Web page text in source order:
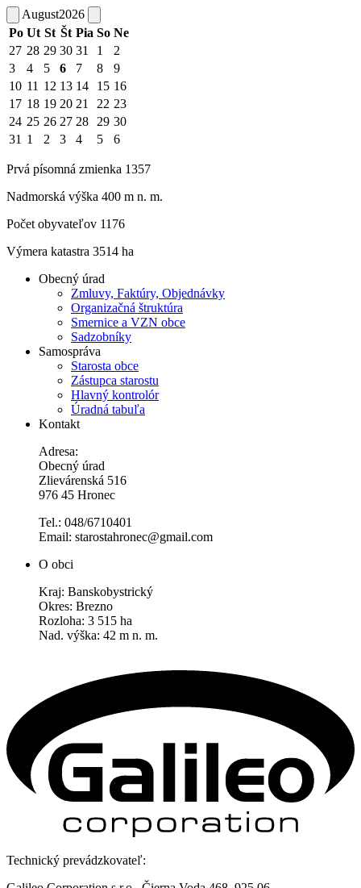
August2026
Po Ut St Št Pia So Ne
27 28 29 30 31 1
2
3
4 5 6 7 8
9
10 11 12 13 14 15 16
17 18 19 20 21 22 23
24 25 26 27 28 29 30
31 1 2 3 4 5 6
Prvá písomná zmienka 1357
Nadmorská výška 400 m n. m.
Počet obyvateľov 1176
Výmera katastra 3514 ha
Obecný úrad
Zmluvy, Faktúry, Objednávky
Organizačná štruktúra
Smernice a VZN obce
Sadzobníky
Samospráva
Starosta obce
Zástupca starostu
Hlavný kontrolór
Úradná tabuľa
Kontakt
Adresa:
Obecný úrad
Zlievárenská 516
976 45 Hronec
Tel.: 048/6710401
Email: starostahronec@gmail.com
O obci
Kraj: Banskobystrický
Okres: Brezno
Rozloha: 3 515 ha
Nad. výška: 42 m n. m.
Technický prevádzkovateľ: